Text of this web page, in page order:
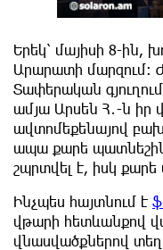
Երեկ՝ մայիսի 8-ին,
Արարատի մարզում։
Տափերական
ամյա Արսեն Հ․-ն իր
ավտոմեքենայով
ապա քարե
շպրտվել է, իսկ քարե
Ինչպես հայտնում է
վթարի հետևանքով
վնասվածքներով